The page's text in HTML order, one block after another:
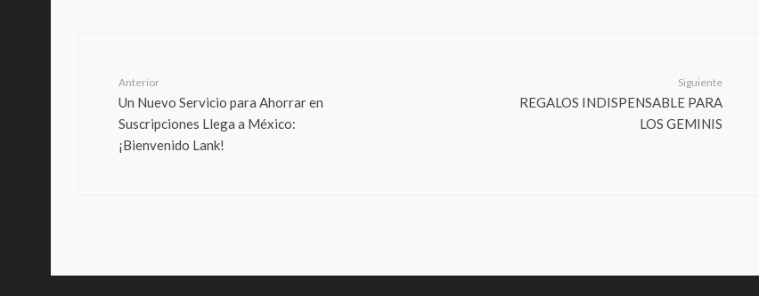
Anterior
Un Nuevo Servicio para Ahorrar en
Suscripciones Llega a México:
¡Bienvenido Lank!
Siguiente
REGALOS INDISPENSABLE PARA
LOS GEMINIS